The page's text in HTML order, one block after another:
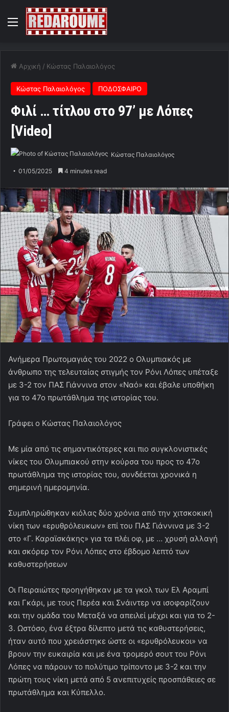
Menu
Αρχική / Κώστας Παλαιολόγος
Κώστας Παλαιολόγος ΠΟΔΟΣΦΑΙΡΟ
Φιλί … τίτλου στο 97’ με Λόπες
[Video]
Κώστας Παλαιολόγος
01/05/2025 4 minutes read
Ανήμερα Πρωτομαγιάς του 2022 ο Ολυμπιακός με
άνθρωπο της τελευταίας στιγμής τον Ρόνι Λόπες υπέταξε
με 3-2 τον ΠΑΣ Γιάννινα στον «Ναό» και έβαλε υποθήκη
για το 47ο πρωτάθλημα της ιστορίας του.
Γράφει ο Κώστας Παλαιολόγος
Με μία από τις σημαντικότερες και πιο συγκλονιστικές
νίκες του Ολυμπιακού στην κούρσα του προς το 47ο
πρωτάθλημα της ιστορίας του, συνδέεται χρονικά η
σημερινή ημερομηνία.
Συμπληρώθηκαν κιόλας δύο χρόνια από την χιτσκοκική
νίκη των «ερυθρόλευκων» επί του ΠΑΣ Γιάννινα με 3-2
στο «Γ. Καραϊσκάκης» για τα πλέι οφ, με … χρυσή αλλαγή
και σκόρερ τον Ρόνι Λόπες στο έβδομο λεπτό των
καθυστερήσεων
Οι Πειραιώτες προηγήθηκαν με τα γκολ των Ελ Αραμπί
και Γκάρι, με τους Περέα και Σνάιντερ να ισοφαρίζουν
και την ομάδα του Μεταξά να απειλεί μέχρι και για το 2-
3. Ωστόσο, ένα έξτρα δίλεπτο μετά τις καθυστερήσεις,
ήταν αυτό που χρειάστηκε ώστε οι «ερυθρόλευκοι» να
βρουν την ευκαιρία και με ένα τρομερό σουτ του Ρόνι
Λόπες να πάρουν το πολύτιμο τρίποντο με 3-2 και την
πρώτη τους νίκη μετά από 5 ανεπιτυχείς προσπάθειες σε
πρωτάθλημα και Κύπελλο.